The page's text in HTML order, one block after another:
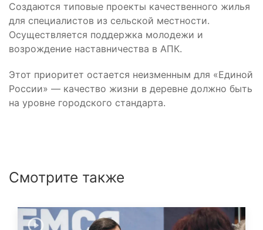
Создаются типовые проекты качественного жилья
для специалистов из сельской местности.
Осуществляется поддержка молодежи и
возрождение наставничества в АПК.
Этот приоритет остается неизменным для «Единой
России» — качество жизни в деревне должно быть
на уровне городского стандарта.
Смотрите также